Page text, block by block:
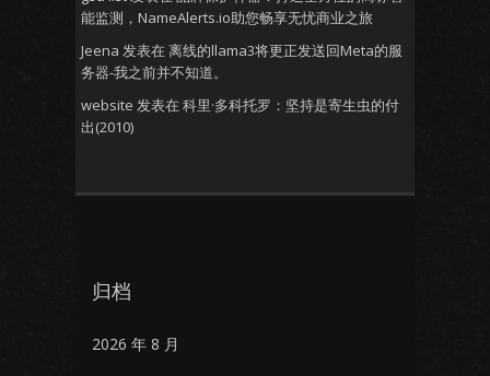
能监测，NameAlerts.io助您畅享无忧商业之旅
Jeena 发表在 离线的llama3将更正发送回Meta的服
务器-我之前并不知道。
website 发表在 科里·多科托罗：坚持是寄生虫的付
出(2010)
归档
2026 年 8 月